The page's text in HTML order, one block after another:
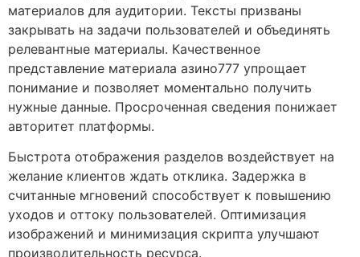
материалов для аудитории. Тексты призваны
закрывать на задачи пользователей и объединять
релевантные материалы. Качественное
представление материала азино777 упрощает
понимание и позволяет моментально получить
нужные данные. Просроченная сведения понижает
авторитет платформы.
Быстрота отображения разделов воздействует на
желание клиентов ждать отклика. Задержка в
считанные мгновений способствует к повышению
уходов и оттоку пользователей. Оптимизация
изображений и минимизация скрипта улучшают
производительность ресурса.